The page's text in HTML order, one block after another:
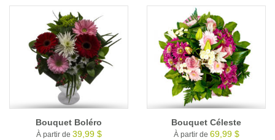
Bouquet Boléro
À partir de 39,99 $
Bouquet Céleste
À partir de 69,99 $